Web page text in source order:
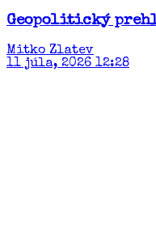
Geopolitický
Mitko Zlatev
11 júla, 2026 12:28